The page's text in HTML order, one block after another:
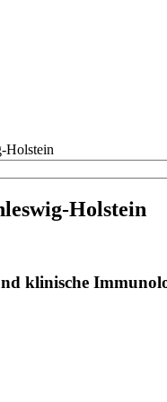
Holstein
Holstein
klinische